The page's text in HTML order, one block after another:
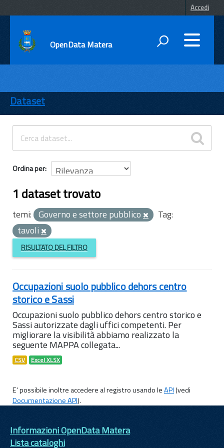
Accedi
OpenData Matera
ENTI
TEMI
INFORMAZIONI
Dataset
Ordina per
1 dataset trovato
temi: Governo e settore pubblico
Tag:
tavoli
RISULTATO DEL FILTRO
Occupazioni suolo pubblico dehors centro
storico e Sassi
Occupazioni suolo pubblico dehors centro storico e
Sassi autorizzate dagli uffici competenti. Per
migliorare la visibilità abbiamo realizzato la
seguente MAPPA collegata...
CSV Excel XLSX
E' possibile inoltre accedere al registro usando leAPI(vedi
Documentazione API).
Informazioni OpenData Matera
Lista cataloghi